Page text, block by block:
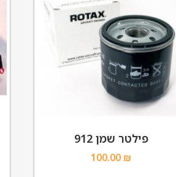
פילטר שמן 912
100.00 ₪